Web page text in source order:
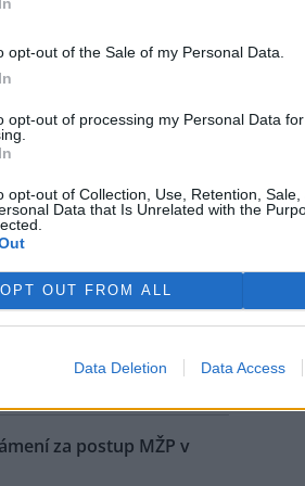
opt-out of the Sale of my Personal Data.
opt-out of processing my Personal Data
opt-out of Collection, Use, Retention,
Data that Is Unrelated with the
OPT OUT FROM ALL
Data Deletion Data Access
automobilka přijala
informací Škoda
trhu začínat na 1,15
na přelomu roku.
níž, než bývá v létě
vodní nádrže Vír na
je oproti běžnému stavu v
asi o osm metrů. Z vody už
i kamenné obruby kdysi
cesty. Nádrž je ale pořád
do vodáren, i když je letošní
řekl ČTK vedoucí hrázný
za postup MŽP v